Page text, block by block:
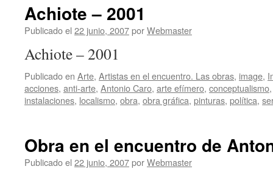
Achiote – 2001
Publicado el 22 junio, 2007porWebmaster
Achiote – 2001
Publicado en Arte, Artistas en el encuentro. Las obras, image,
acciones, anti-arte, Antonio Caro, arte efímero, conceptualismo
instalaciones, localismo, obra, obra gráfica, pinturas, política,
Obra en el encuentro de
Publicado el 22 junio, 2007porWebmaster